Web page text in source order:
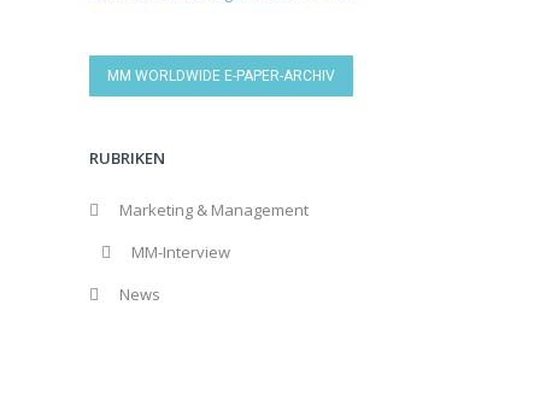
MM WORLDWIDE E-PAPER-ARCHIV
RUBRIKEN
Marketing & Management
MM-Interview
News